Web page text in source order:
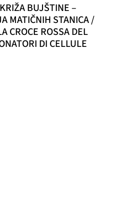
BUJŠTINE –
MATIČNIH STANICA /
CROCE ROSSA DEL
DI CELLULE